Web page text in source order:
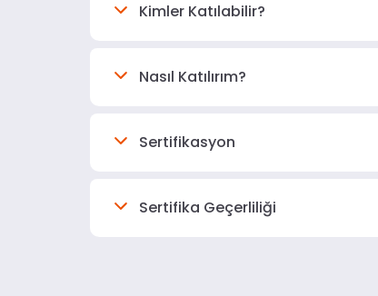
Kimler Katılabilir?
Nasıl Katılırım?
Sertifikasyon
Sertifika Geçerliliği